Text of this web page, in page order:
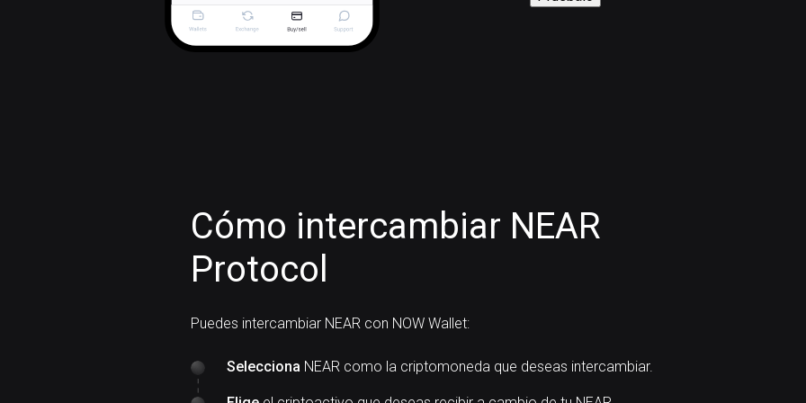
Cómo intercambiar NEAR
Protocol
Puedes intercambiar NEAR con NOW Wallet:
Selecciona NEAR como la criptomoneda que deseas intercambiar.